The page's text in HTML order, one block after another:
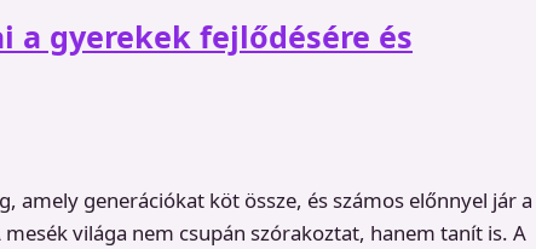
a gyerekek fejlődésére és
amely generációkat köt össze, és számos előnnyel jár a
világa nem csupán szórakoztat, hanem tanít is. A